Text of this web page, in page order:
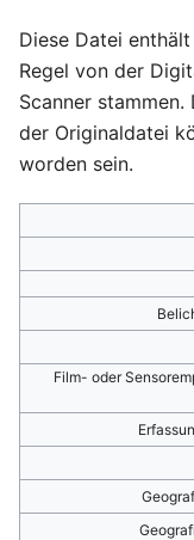
Diese Datei
Regel von der
Scanner
der Originaldatei
worden sein.
Film- oder